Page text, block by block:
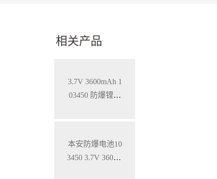
相关产品
3.7V 3600mAh 1
03450 防爆锂离
本安防爆电池10
3450 3.7V 3600m